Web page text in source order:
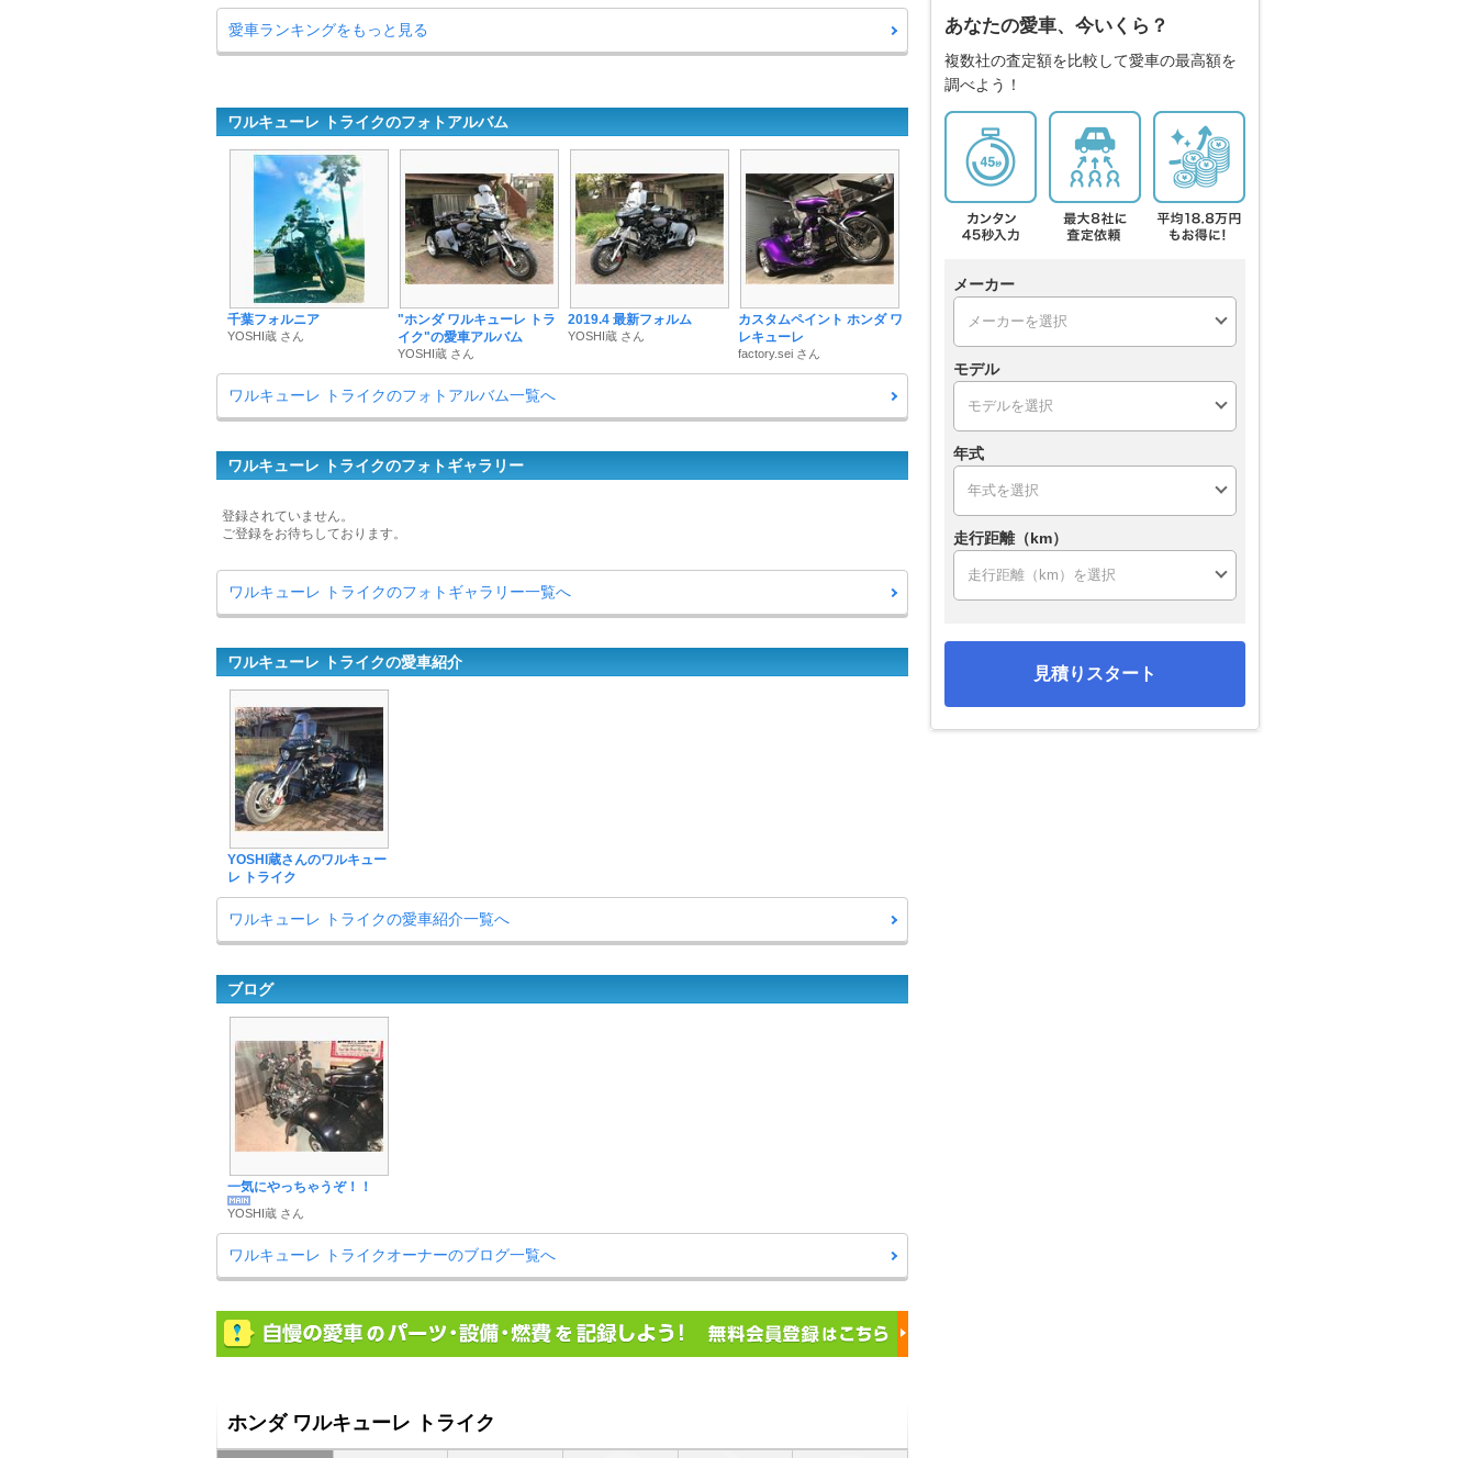
愛車ランキングをもっと見る
ワルキューレ トライクのフォトアルバム
千葉フォルニア
YOSHI蔵 さん
"ホンダ ワルキューレ トラ
イク"の愛車アルバム
YOSHI蔵 さん
2019.4 最新フォルム
YOSHI蔵 さん
カスタムペイント ホンダ ワ
レキューレ
factory.sei さん
ワルキューレ トライクのフォトアルバム一覧へ
ワルキューレ トライクのフォトギャラリー
登録されていません。
ご登録をお待ちしております。
ワルキューレ トライクのフォトギャラリー一覧へ
ワルキューレ トライクの愛車紹介
YOSHI蔵さんのワルキュー
レ トライク
ワルキューレ トライクの愛車紹介一覧へ
ブログ
一気にやっちゃうぞ！！
YOSHI蔵 さん
ワルキューレ トライクオーナーのブログ一覧へ
ホンダ ワルキューレ トライク
あなたの愛車、今いくら？
複数社の査定額を比較して愛車の最高額を
調べよう！
メーカー
モデル
年式
走行距離（km）
見積りスタート